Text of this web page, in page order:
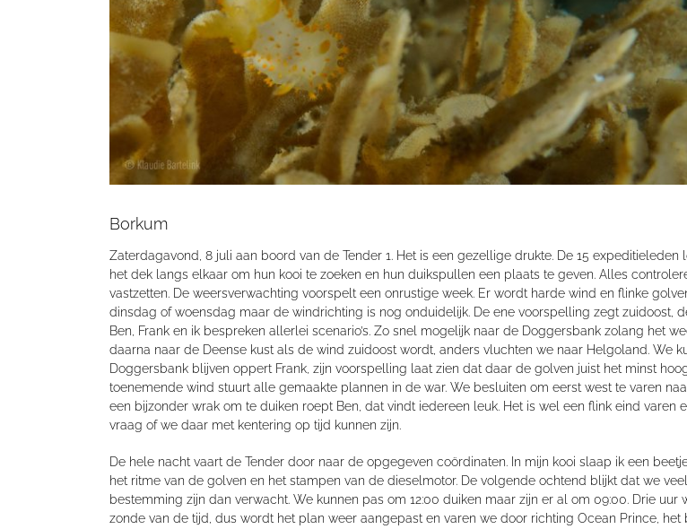
Borkum
Zaterdagavond, 8 juli aan boord van de Tender 1. Het is een gezellige drukte. De 15 expeditieleden
het dek langs elkaar om hun kooi te zoeken en hun duikspullen een plaats te geven. Alles
vastzetten. De weersverwachting voorspelt een onrustige week. Er wordt harde wind en flinke
dinsdag of woensdag maar de windrichting is nog onduidelijk. De ene voorspelling zegt zuidoost,
Ben, Frank en ik bespreken allerlei scenario’s. Zo snel mogelijk naar de Doggersbank zolang het
daarna naar de Deense kust als de wind zuidoost wordt, anders vluchten we naar Helgoland. We
Doggersbank blijven oppert Frank, zijn voorspelling laat zien dat daar de golven juist het minst
toenemende wind stuurt alle gemaakte plannen in de war. We besluiten om eerst west te varen
een bijzonder wrak om te duiken roept Ben, dat vindt iedereen leuk. Het is wel een flink eind varen
vraag of we daar met kentering op tijd kunnen zijn.
De hele nacht vaart de Tender door naar de opgegeven coördinaten. In mijn kooi slaap ik een
het ritme van de golven en het stampen van de dieselmotor. De volgende ochtend blijkt dat we
bestemming zijn dan verwacht. We kunnen pas om 12:00 duiken maar zijn er al om 09:00. Drie uur
zonde van de tijd, dus wordt het plan weer aangepast en varen we door richting Ocean Prince,